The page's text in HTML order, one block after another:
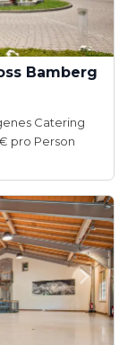
Bamberg
Catering
pro Person